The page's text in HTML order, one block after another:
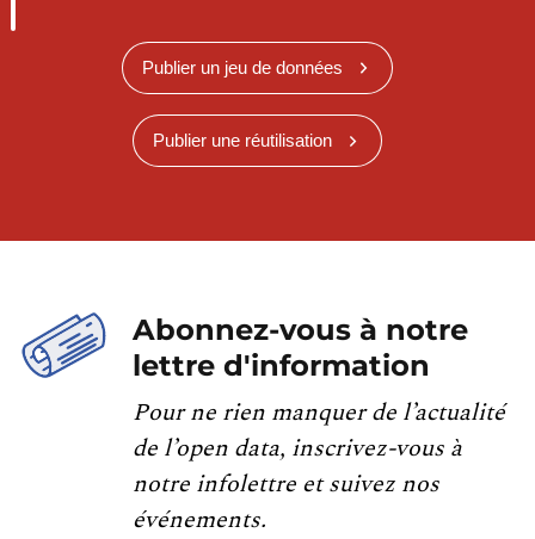
Publier un jeu de données
Publier une réutilisation
Abonnez-vous à notre
lettre d'information
Pour ne rien manquer de l’actualité
de l’open data, inscrivez-vous à
notre infolettre et suivez nos
événements.